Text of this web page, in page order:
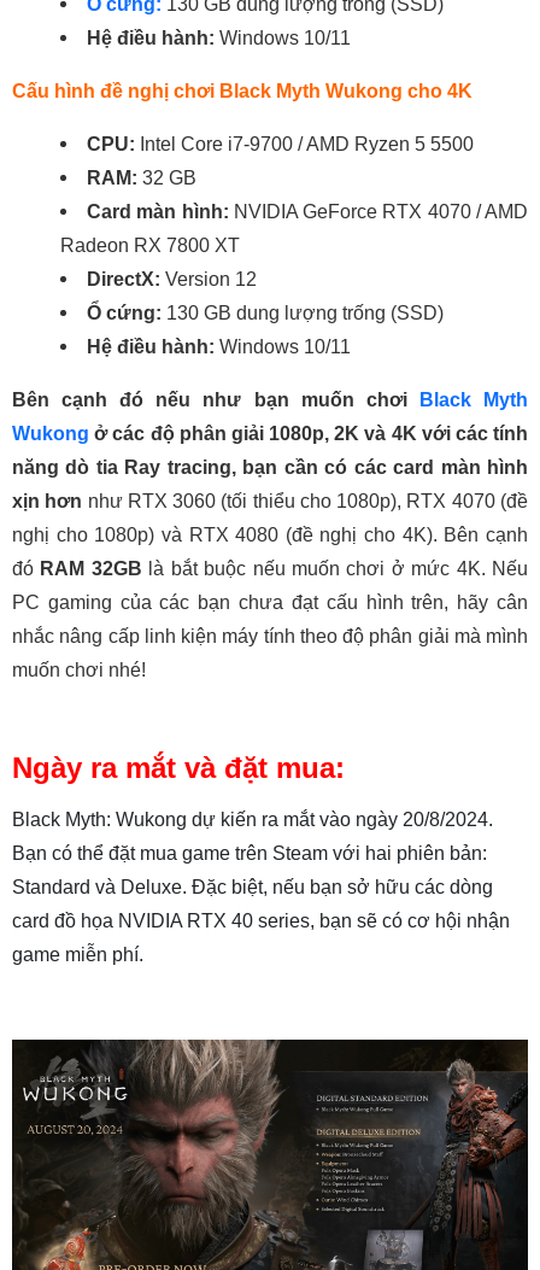
Ổ cứng: 130 GB dung lượng trống (SSD)
Hệ điều hành: Windows 10/11
Cấu hình đề nghị chơi Black Myth Wukong cho 4K
CPU: Intel Core i7-9700 / AMD Ryzen 5 5500
RAM: 32 GB
Card màn hình: NVIDIA GeForce RTX 4070 / AMD
Radeon RX 7800 XT
DirectX: Version 12
Ổ cứng: 130 GB dung lượng trống (SSD)
Hệ điều hành: Windows 10/11
Bên cạnh đó nếu như bạn muốn chơi
Black Myth
Wukong ở các độ phân giải 1080p, 2K và 4K với các tính
năng dò tia Ray tracing, bạn cần có các card màn hình
xịn hơn như RTX 3060 (tối thiểu cho 1080p), RTX 4070 (đề
nghị cho 1080p) và RTX 4080 (đề nghị cho 4K). Bên cạnh
đó RAM 32GB là bắt buộc nếu muốn chơi ở mức 4K. Nếu
PC gaming của các bạn chưa đạt cấu hình trên, hãy cân
nhắc nâng cấp linh kiện máy tính theo độ phân giải mà mình
muốn chơi nhé!
Ngày ra mắt và đặt mua:
Black Myth: Wukong dự kiến ra mắt vào ngày 20/8/2024.
Bạn có thể đặt mua game trên Steam với hai phiên bản:
Standard và Deluxe. Đặc biệt, nếu bạn sở hữu các dòng
card đồ họa NVIDIA RTX 40 series, bạn sẽ có cơ hội nhận
game miễn phí.